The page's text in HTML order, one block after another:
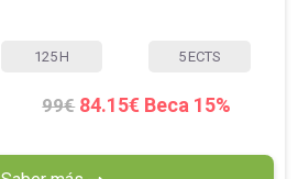
125 H 5 ECTS
99€ 84.15€ Beca 15%